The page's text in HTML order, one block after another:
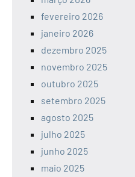
fevereiro 2026
janeiro 2026
dezembro 2025
novembro 2025
outubro 2025
setembro 2025
agosto 2025
julho 2025
junho 2025
maio 2025